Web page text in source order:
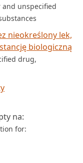
and unspecified
nieokreślony lek,
biologiczną
drug,
na:
for: